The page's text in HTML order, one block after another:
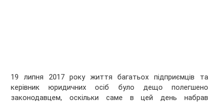
19 липня 2017 року життя багатьох підприємців та
керівник юридичних осіб було дещо полегшено
законодавцем, оскільки саме в цей день набрав